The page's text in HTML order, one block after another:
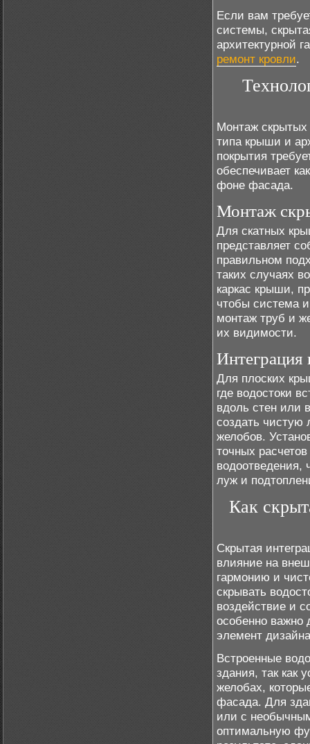
Если вам
системы,
архитектурной
ремонт кровли.
Монтаж скрытых
типа крыши и
покрытия
обеспечивает
фоне фасада.
Монтаж
Для скатных
представляет
правильном
таких случаях
каркас крыши,
чтобы система
монтаж труб и
их видимости.
Интеграция
Для плоских
где водостоки
вдоль стен или
создать чистую
желобов.
точных
водоотведения,
луж и
Как
Скрытая
влияние на
гармонию и
скрывать
воздействие и
особенно важно
элемент
Встроенные
здания, так как
желобах,
фасада. Для
или с
оптимальную